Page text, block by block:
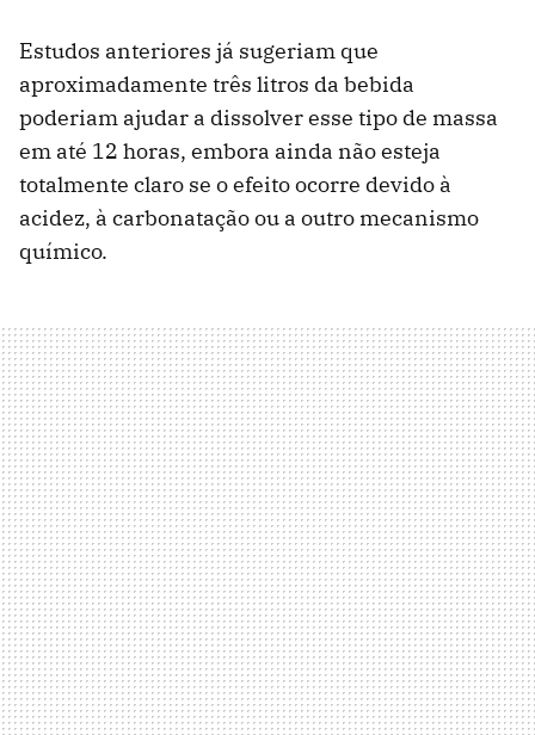
Estudos anteriores já sugeriam que
aproximadamente três litros da bebida
poderiam ajudar a dissolver esse tipo de massa
em até 12 horas, embora ainda não esteja
totalmente claro se o efeito ocorre devido à
acidez, à carbonatação ou a outro mecanismo
químico.